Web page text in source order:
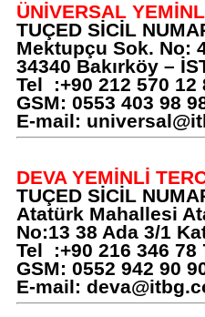
ÜNİVERSAL
TUÇED SİCİL
Mektupçu Sok. No:
34340 Bakırköy –
Tel :+90 212 570 12
GSM: 0553 403 98
E-mail:
DEVA YEMİNLİ
TUÇED SİCİL
Atatürk Mahallesi
No:13 38 Ada 3/1
Tel :+90 216 346 78
GSM: 0552 942 90
E-mail: